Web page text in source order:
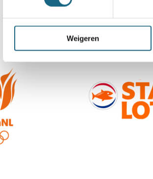
Weigeren